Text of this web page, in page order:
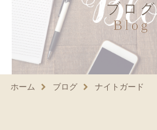
当院について
当院が選ばれるポイント
ブログ
Blog
ホーム ブログ ナイトガード